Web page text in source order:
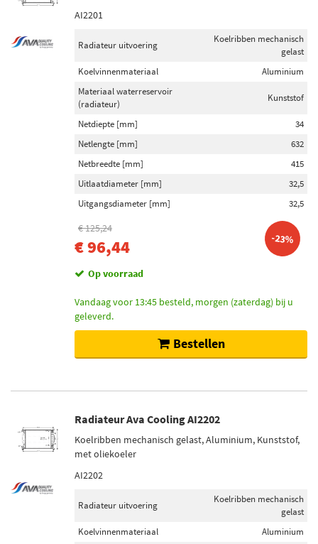
AI2201
Radiateur uitvoering
Koelribben mechanisch
gelast
Koelvinnenmateriaal
Aluminium
Materiaal waterreservoir
(radiateur)
Kunststof
Netdiepte [mm]
34
Netlengte [mm]
632
Netbreedte [mm]
415
Uitlaatdiameter [mm]
32,5
Uitgangsdiameter [mm]
32,5
€ 125,24
€ 96,44 -23%
Op voorraad
Vandaag voor 13:45 besteld, morgen (zaterdag) bij u
geleverd.
Bestellen
Radiateur Ava Cooling AI2202
Koelribben mechanisch gelast, Aluminium, Kunststof,
met oliekoeler
AI2202
Radiateur uitvoering
Koelribben mechanisch
gelast
Koelvinnenmateriaal
Aluminium